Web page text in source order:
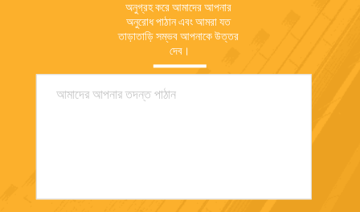
অনুগ্রহ করে আমাদের আপনার
অনুরোধ পাঠান এবং আমরা যত
তাড়াতাড়ি সম্ভব আপনাকে উত্তর
দেব।